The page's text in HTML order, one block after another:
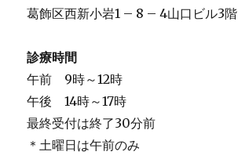
葛飾区西新小岩1 – 8 – 4山口ビル3階
診療時間
午前 9時～12時
午後 14時～17時
最終受付は終了30分前
＊土曜日は午前のみ